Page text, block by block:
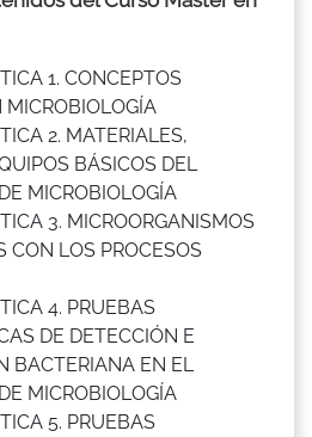
1. CONCEPTOS
MICROBIOLOGÍA
2. MATERIALES,
BÁSICOS DEL
MICROBIOLOGÍA
3. MICROORGANISMOS
CON LOS PROCESOS
4. PRUEBAS
DE DETECCIÓN E
BACTERIANA EN EL
MICROBIOLOGÍA
5. PRUEBAS